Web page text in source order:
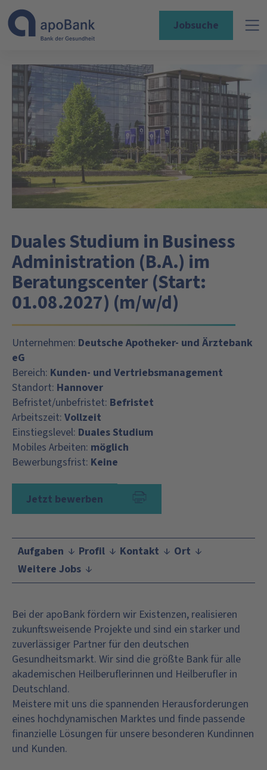
Jobsuche
Duales Studium in Business
Administration (B.A.) im
Beratungscenter (Start:
01.08.2027) (m/w/d)
Unternehmen: Deutsche Apotheker- und Ärztebank
eG
Bereich: Kunden- und Vertriebsmanagement
Standort: Hannover
Befristet/unbefristet: Befristet
Arbeitszeit: Vollzeit
Einstiegslevel: Duales Studium
Mobiles Arbeiten: möglich
Bewerbungsfrist: Keine
Jetzt bewerben
Aufgaben Profil Kontakt
Ort
Weitere Jobs
Bei der apoBank fördern wir Existenzen, realisieren
zukunftsweisende Projekte und sind ein starker und
zuverlässiger Partner für den deutschen
Gesundheitsmarkt. Wir sind die größte Bank für alle
akademischen Heilberuflerinnen und Heilberufler in
Deutschland.
Meistere mit uns die spannenden Herausforderungen
eines hochdynamischen Marktes und finde passende
finanzielle Lösungen für unsere besonderen Kundinnen
und Kunden.